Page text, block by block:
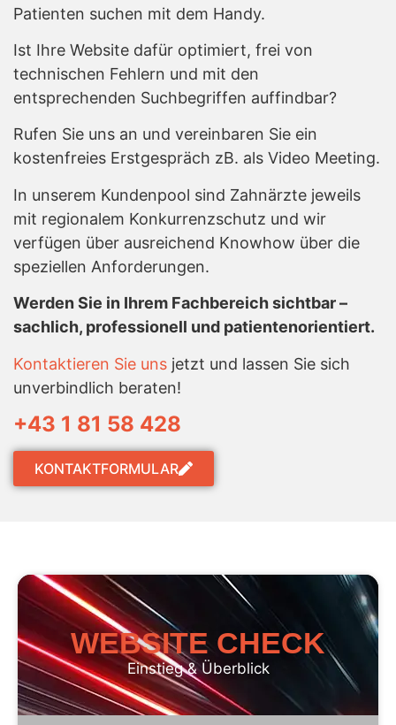
Patienten suchen mit dem Handy.
Ist Ihre Website dafür optimiert, frei von
technischen Fehlern und mit den
entsprechenden Suchbegriffen auffindbar?
Rufen Sie uns an und vereinbaren Sie ein
kostenfreies Erstgespräch zB. als Video Meeting.
In unserem Kundenpool sind Zahnärzte jeweils
mit regionalem Konkurrenzschutz und wir
verfügen über ausreichend Knowhow über die
speziellen Anforderungen.
Werden Sie in Ihrem Fachbereich sichtbar –
sachlich, professionell und patientenorientiert.
Kontaktieren Sie uns jetzt und lassen Sie sich
unverbindlich beraten!
+43 1 81 58 428
KONTAKTFORMULAR
WEBSITE CHECK
Einstieg & Überblick